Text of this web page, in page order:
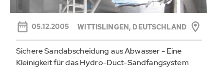
05.12.2005 WITTISLINGEN, DEUTSCHLAND
Sichere Sandabscheidung aus Abwasser - Eine
Kleinigkeit für das Hydro-Duct-Sandfangsystem